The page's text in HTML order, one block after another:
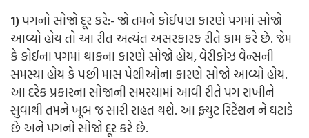
1)પગનો સોજો દૂર કરે:-જો તમને કોઈપણ કારણે પગમાં સોજો
આવ્યો હોય તો આ રીત અત્યંત અસરકારક રીતે કામ કરે છે. જેમ
કે કોઈના પગમાં થાકના કારણે સોજો હોય, વેરીકોઝ વેન્સની
સમસ્યા હોય કે પછી માસ પેશીઓના કારણે સોજો આવ્યો હોય.
આ દરેક પ્રકારના સોજાની સમસ્યામાં આવી રીતે પગ રાખીને
સુવાથી તમને ખૂબ જ સારી રાહત થશે. આ ફ્યુટ રિટેંશન ને ઘટાડે
છે અને પગનો સોજો દૂર કરે છે.